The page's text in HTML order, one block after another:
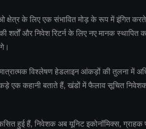
क्षेत्र के लिए एक संभावित मोड़ के रूप में इंगित
शर्तों और निवेश रिटर्न के लिए नए मानक
विश्लेषण हेडलाइन आंकड़ों की तुलना में
कहानी बताते हैं, खंडों में फैलाव सूचित
हुई हैं, निवेशक अब यूनिट इकोनॉमिक्स, ग्राहक